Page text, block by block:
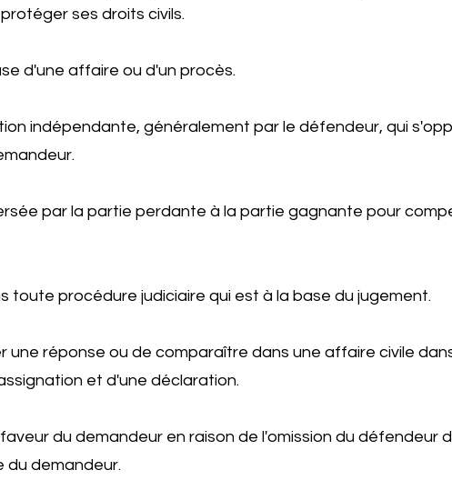
ses droits civils.
d'une affaire ou d'un procès.
indépendante, généralement par le défendeur, qui
par la partie perdante à la partie gagnante pour
toute procédure judiciaire qui est à la base du jugement.
réponse ou de comparaître dans une affaire civile
et d'une déclaration.
du demandeur en raison de l'omission du défendeur
du demandeur.